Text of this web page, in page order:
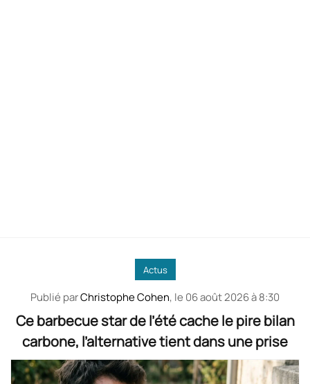
Actus
Publié parChristophe Cohen, le 06 août 2026 à 8:30
Ce barbecue star de l’été cache le pire bilan
carbone, l’alternative tient dans une prise